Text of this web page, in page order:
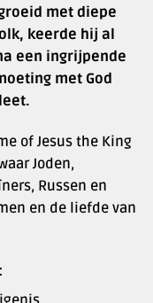
met diepe
keerde hij al
een ingrijpende
met God
of Jesus the King
Joden,
Russen en
en de liefde van